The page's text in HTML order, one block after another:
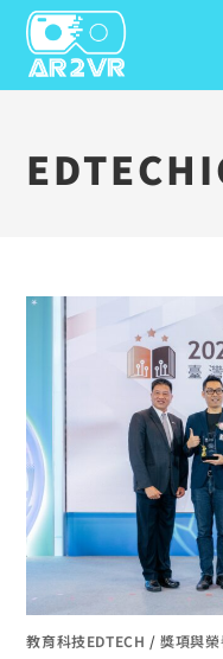
教育科技EDTECH /獎項與